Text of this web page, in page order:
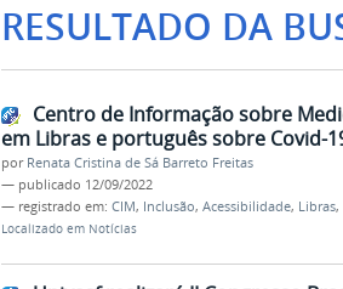
RESULTADO DA
Centro de Informação sobre
em Libras e português sobre Covid-
por Renata Cristina de Sá Barreto Freitas
— publicado 12/09/2022
— registrado em: CIM, Inclusão, Acessibilidade, Libras,
Localizado em Notícias